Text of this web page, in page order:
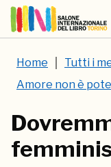
Home Tutti i
Amore non è